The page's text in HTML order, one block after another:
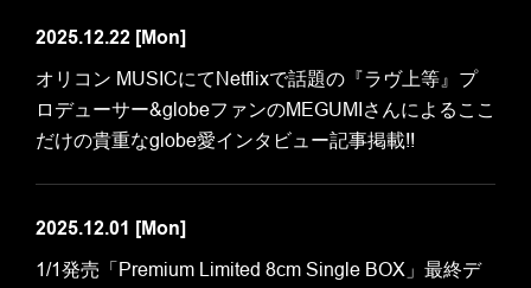
2025.12.22 [Mon]
オリコン MUSICにてNetflixで話題の『ラヴ上等』プ
ロデューサー&globeファンのMEGUMIさんによるここ
だけの貴重なglobe愛インタビュー記事掲載!!
2025.12.01 [Mon]
1/1発売「Premium Limited 8cm Single BOX」最終デ